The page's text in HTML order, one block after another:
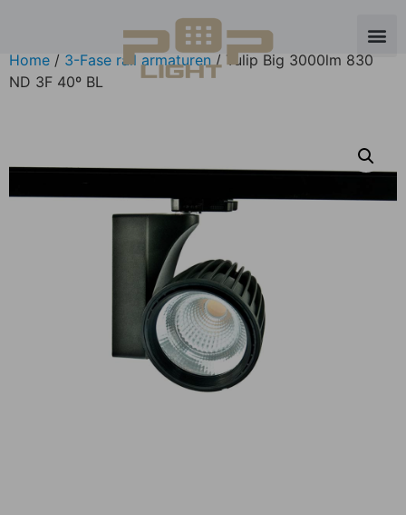
Home / 3-Fase rail armaturen / Tulip Big 3000lm 830
ND 3F 40º BL